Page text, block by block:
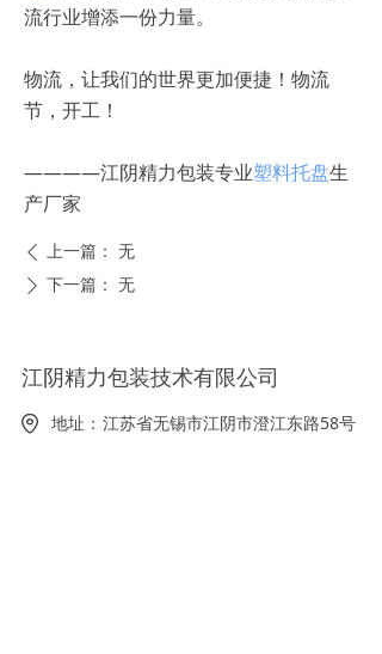
流行业增添一份力量。
物流，让我们的世界更加便捷！物流
节，开工！
————江阴精力包装专业塑料托盘生
产厂家
ꄴ 上一篇： 无
ꄲ 下一篇： 无
地址： 江苏省无锡市江阴市澄江东路58号
江阴精力包装技术有限公司